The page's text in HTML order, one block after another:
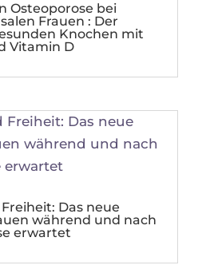
Osteoporose bei
Frauen : Der
Knochen mit
Vitamin D
Das neue
während und nach
erwartet